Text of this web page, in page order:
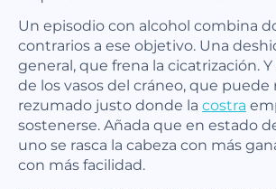
Un episodio con alcohol combina
contrarios a ese objetivo. Una
general, que frena la cicatrización.
de los vasos del cráneo, que puede
rezumado justo donde la costra
sostenerse. Añada que en estado
uno se rasca la cabeza con más
con más facilidad.